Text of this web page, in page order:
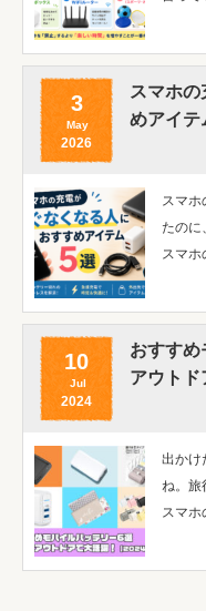
3
May
2026
スマホ
めアイテ
スマホ
たのに
スマ
10
Jul
2024
おすすめ
アウトド
出かけ
ね。旅
スマ